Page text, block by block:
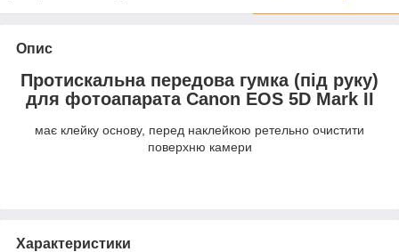
Опис
Протискальна передова гумка (під руку)
для фотоапарата Canon EOS 5D Mark II
має клейку основу, перед наклейкою ретельно очистити
поверхню камери
Характеристики